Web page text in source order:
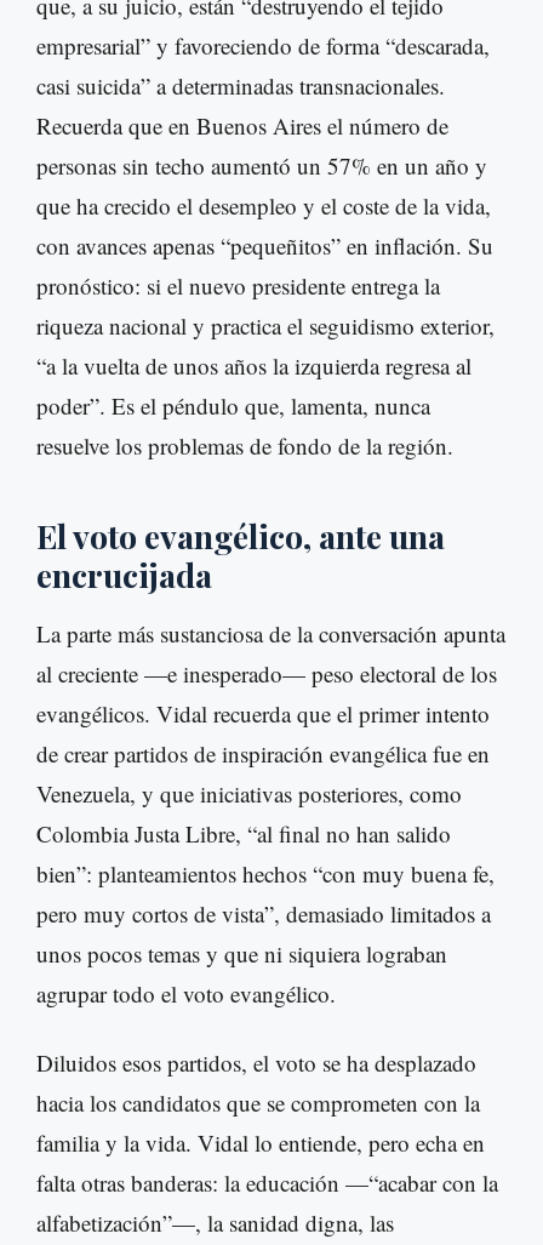
empresarial” y favoreciendo de forma “descarada,
casi suicida” a determinadas transnacionales.
Recuerda que en Buenos Aires el número de
personas sin techo aumentó un 57% en un año y
que ha crecido el desempleo y el coste de la vida,
con avances apenas “pequeñitos” en inflación. Su
pronóstico: si el nuevo presidente entrega la
riqueza nacional y practica el seguidismo exterior,
“a la vuelta de unos años la izquierda regresa al
poder”. Es el péndulo que, lamenta, nunca
resuelve los problemas de fondo de la región.
El voto evangélico, ante una
encrucijada
La parte más sustanciosa de la conversación apunta
al creciente —e inesperado— peso electoral de los
evangélicos. Vidal recuerda que el primer intento
de crear partidos de inspiración evangélica fue en
Venezuela, y que iniciativas posteriores, como
Colombia Justa Libre, “al final no han salido
bien”: planteamientos hechos “con muy buena fe,
pero muy cortos de vista”, demasiado limitados a
unos pocos temas y que ni siquiera lograban
agrupar todo el voto evangélico.
Diluidos esos partidos, el voto se ha desplazado
hacia los candidatos que se comprometen con la
familia y la vida. Vidal lo entiende, pero echa en
falta otras banderas: la educación —“acabar con la
alfabetización”—, la sanidad digna, las